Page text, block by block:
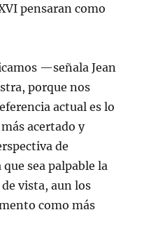
pensaran como
—señala Jean
porque nos
actual es lo
acertado y
de
sea palpable la
vista, aun los
como más